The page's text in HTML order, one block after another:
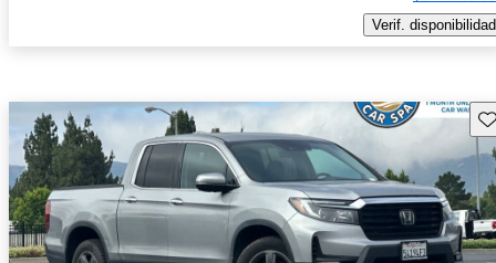
Verif. disponibilidad